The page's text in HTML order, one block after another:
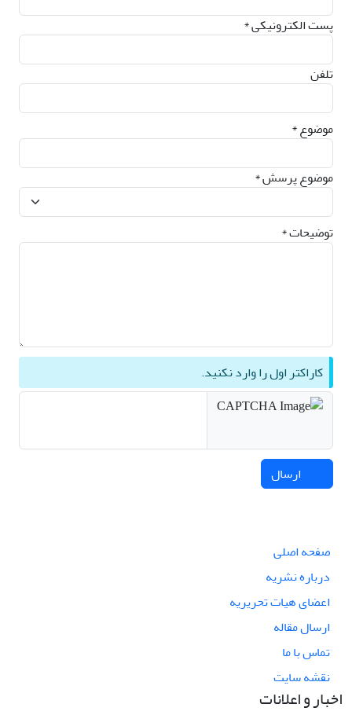
پست الکترونیکی *
تلفن
موضوع *
موضوع پرسش *
توضیحات *
کاراکتر اول را وارد نکنید.
ارسال
صفحه اصلی
درباره نشریه
اعضای هیات تحریریه
ارسال مقاله
تماس با ما
نقشه سایت
اخبار و اعلانات